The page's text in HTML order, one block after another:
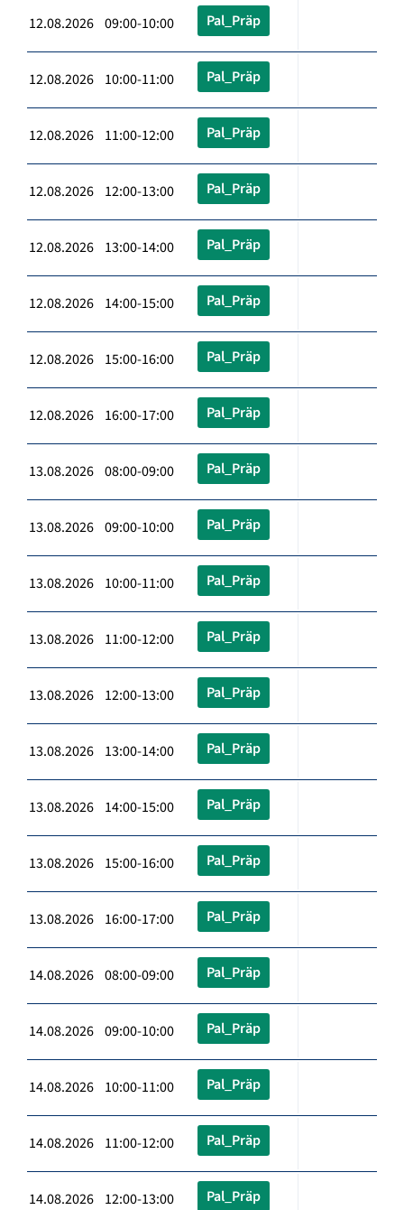
12.08.2026 09:00-10:00 Pal_Präp
12.08.2026 10:00-11:00 Pal_Präp
12.08.2026 11:00-12:00 Pal_Präp
12.08.2026 12:00-13:00 Pal_Präp
12.08.2026 13:00-14:00 Pal_Präp
12.08.2026 14:00-15:00 Pal_Präp
12.08.2026 15:00-16:00 Pal_Präp
12.08.2026 16:00-17:00 Pal_Präp
13.08.2026 08:00-09:00 Pal_Präp
13.08.2026 09:00-10:00 Pal_Präp
13.08.2026 10:00-11:00 Pal_Präp
13.08.2026 11:00-12:00 Pal_Präp
13.08.2026 12:00-13:00 Pal_Präp
13.08.2026 13:00-14:00 Pal_Präp
13.08.2026 14:00-15:00 Pal_Präp
13.08.2026 15:00-16:00 Pal_Präp
13.08.2026 16:00-17:00 Pal_Präp
14.08.2026 08:00-09:00 Pal_Präp
14.08.2026 09:00-10:00 Pal_Präp
14.08.2026 10:00-11:00 Pal_Präp
14.08.2026 11:00-12:00 Pal_Präp
14.08.2026 12:00-13:00 Pal_Präp